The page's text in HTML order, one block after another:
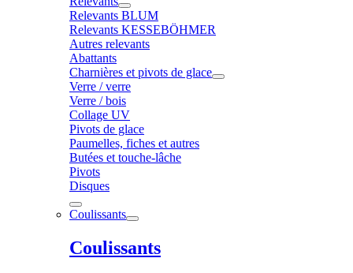
Relevants BLUM
Relevants KESSEBÖHMER
Autres relevants
Abattants
Charnières et pivots de glace
Verre / verre
Verre / bois
Collage UV
Pivots de glace
Paumelles, fiches et autres
Butées et touche-lâche
Pivots
Disques
Coulissants
Coulissants